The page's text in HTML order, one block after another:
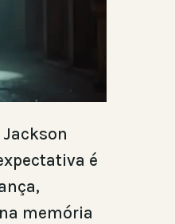
é
memória